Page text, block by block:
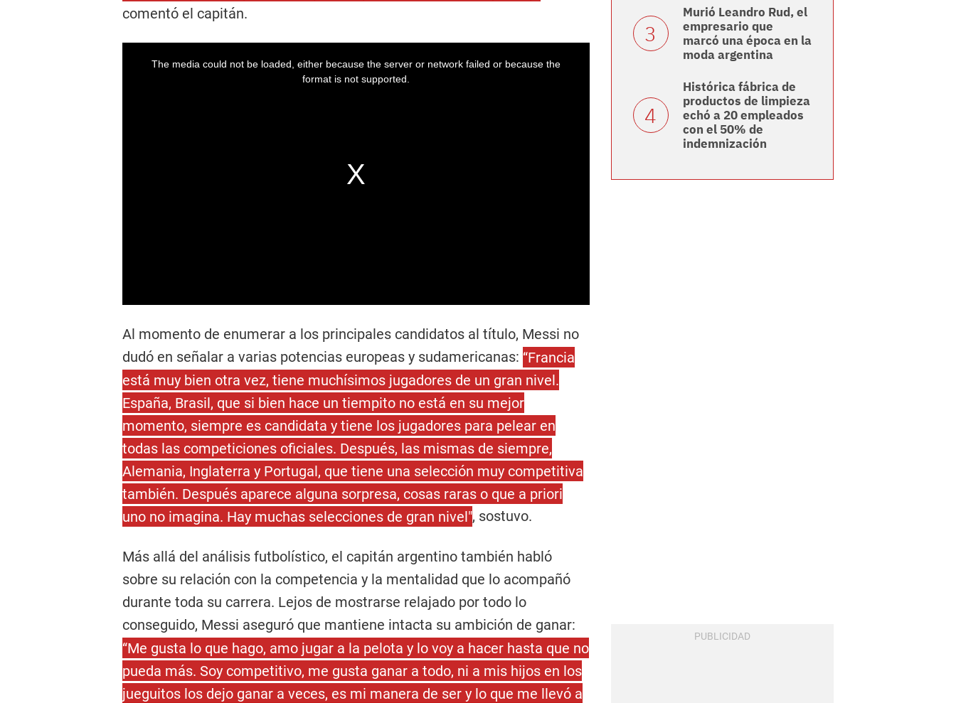
comentó el capitán.
Al momento de enumerar a los principales candidatos al título, Messi no
dudó en señalar a varias potencias europeas y sudamericanas: “Francia
está muy bien otra vez, tiene muchísimos jugadores de un gran nivel.
España, Brasil, que si bien hace un tiempito no está en su mejor
momento, siempre es candidata y tiene los jugadores para pelear en
todas las competiciones oficiales. Después, las mismas de siempre,
Alemania, Inglaterra y Portugal, que tiene una selección muy competitiva
también. Después aparece alguna sorpresa, cosas raras o que a priori
uno no imagina. Hay muchas selecciones de gran nivel", sostuvo.
Más allá del análisis futbolístico, el capitán argentino también habló
sobre su relación con la competencia y la mentalidad que lo acompañó
durante toda su carrera. Lejos de mostrarse relajado por todo lo
conseguido, Messi aseguró que mantiene intacta su ambición de ganar:
“Me gusta lo que hago, amo jugar a la pelota y lo voy a hacer hasta que no
pueda más. Soy competitivo, me gusta ganar a todo, ni a mis hijos en los
jueguitos los dejo ganar a veces, es mi manera de ser y lo que me llevó a
Murió Leandro Rud, el
empresario que
marcó una época en la
moda argentina
Histórica fábrica de
productos de limpieza
echó a 20 empleados
con el 50% de
indemnización